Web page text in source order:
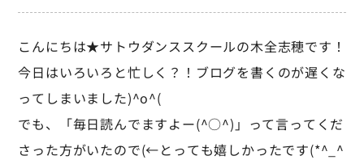
こんにちは★サトウダンススクールの木全志穂です！
今日はいろいろと忙しく？！ブログを書くのが遅くな
ってしまいました)^o^(
でも、「毎日読んでますよー(^○^)」って言ってくだ
さった方がいたので(←とっても嬉しかったです(*^_^